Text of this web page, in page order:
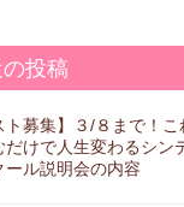
投稿
ト募集】３/８まで！こ
だけで人生変わるシン
ール説明会の内容